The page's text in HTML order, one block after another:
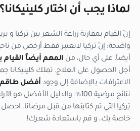
لماذا يجب أن اختار كلينيكانا؟
إنّ القيام بمقارنة زراعة الشعر بين تركيا و
واضحة: إنّ تركيا لاتعتبر فقط أرخص من
أيضاً. على أي حال، من المهم أيضاً القيام
أجل الحصول على العلاج. تملك كلينيكانا
الاعترافات بالإضافة إلى وجود أفضل
نتائج مرضية 100%: والدليل الأفضل هو
تركياالتي تم كتابتها من قبل مرضانا. احصل
خاصة بك، و قم باستعادة شعرك!